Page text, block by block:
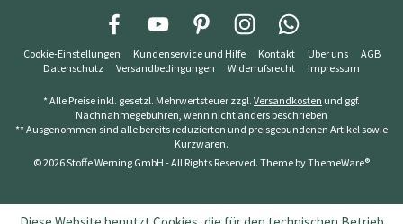
Cookie-Einstellungen Kundenservice und Hilfe Kontakt Über uns
AGB
Datenschutz
Versandbedingungen Widerrufsrecht Impressum
* Alle Preise inkl. gesetzl. Mehrwertsteuer zzgl. Versandkosten und ggf.
Nachnahmegebühren, wenn nicht anders beschrieben
** Ausgenommen sind alle bereits reduzierten und preisgebundenen Artikel sowie
Kurzwaren.
© 2026 Stoffe Werning GmbH - All Rights Reserved. Theme byThemeWare®